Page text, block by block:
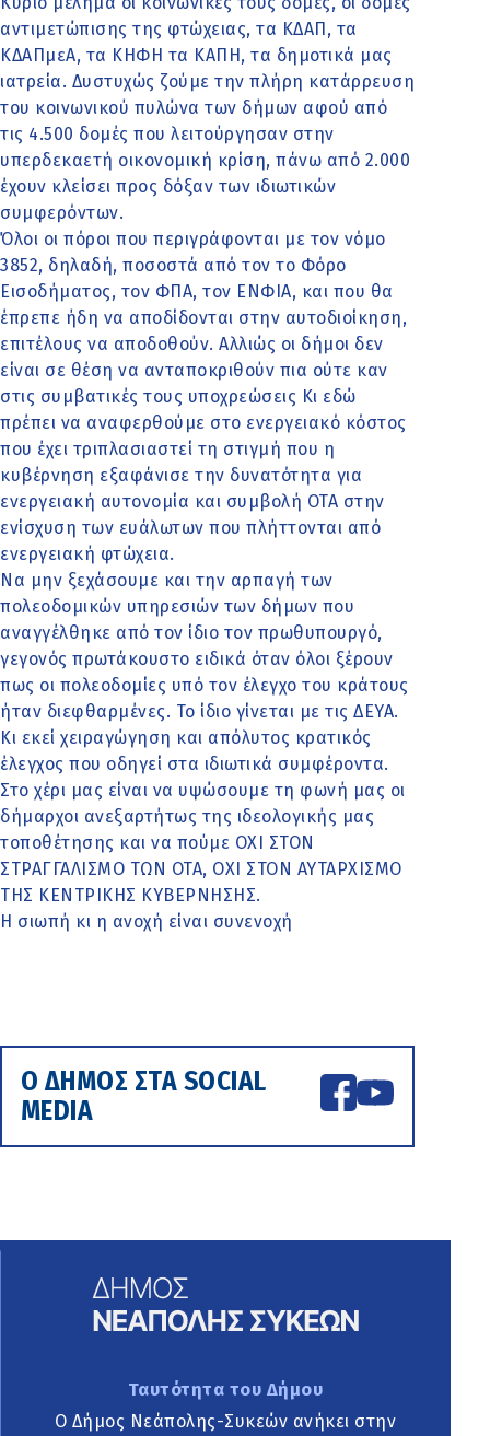
αντιμετώπισης της φτώχειας, τα ΚΔΑΠ, τα
ΚΔΑΠμεΑ, τα ΚΗΦΗ τα ΚΑΠΗ, τα δημοτικά μας
ιατρεία. Δυστυχώς ζούμε την πλήρη κατάρρευση
του κοινωνικού πυλώνα των δήμων αφού από
τις 4.500 δομές που λειτούργησαν στην
υπερδεκαετή οικονομική κρίση, πάνω από 2.000
έχουν κλείσει προς δόξαν των ιδιωτικών
συμφερόντων.
Όλοι οι πόροι που περιγράφονται με τον νόμο
3852, δηλαδή, ποσοστά από τον το Φόρο
Εισοδήματος, τον ΦΠΑ, τον ΕΝΦΙΑ, και που θα
έπρεπε ήδη να αποδίδονται στην αυτοδιοίκηση,
επιτέλους να αποδοθούν. Αλλιώς οι δήμοι δεν
είναι σε θέση να ανταποκριθούν πια ούτε καν
στις συμβατικές τους υποχρεώσεις Κι εδώ
πρέπει να αναφερθούμε στο ενεργειακό κόστος
που έχει τριπλασιαστεί τη στιγμή που η
κυβέρνηση εξαφάνισε την δυνατότητα για
ενεργειακή αυτονομία και συμβολή ΟΤΑ στην
ενίσχυση των ευάλωτων που πλήττονται από
ενεργειακή φτώχεια.
Να μην ξεχάσουμε και την αρπαγή των
πολεοδομικών υπηρεσιών των δήμων που
αναγγέλθηκε από τον ίδιο τον πρωθυπουργό,
γεγονός πρωτάκουστο ειδικά όταν όλοι ξέρουν
πως οι πολεοδομίες υπό τον έλεγχο του κράτους
ήταν διεφθαρμένες. Το ίδιο γίνεται με τις ΔΕΥΑ.
Κι εκεί χειραγώγηση και απόλυτος κρατικός
έλεγχος που οδηγεί στα ιδιωτικά συμφέροντα.
Στο χέρι μας είναι να υψώσουμε τη φωνή μας οι
δήμαρχοι ανεξαρτήτως της ιδεολογικής μας
τοποθέτησης και να πούμε ΟΧΙ ΣΤΟΝ
ΣΤΡΑΓΓΑΛΙΣΜΟ ΤΩΝ ΟΤΑ, ΟΧΙ ΣΤΟΝ ΑΥΤΑΡΧΙΣΜΟ
ΤΗΣ ΚΕΝΤΡΙΚΗΣ ΚΥΒΕΡΝΗΣΗΣ.
Η σιωπή κι η ανοχή είναι συνενοχή
Ο ΔΗΜΟΣ ΣΤΑ SOCIAL
MEDIA
Ταυτότητα του Δήμου
Ο Δήμος Νεάπολης-Συκεών ανήκει στην